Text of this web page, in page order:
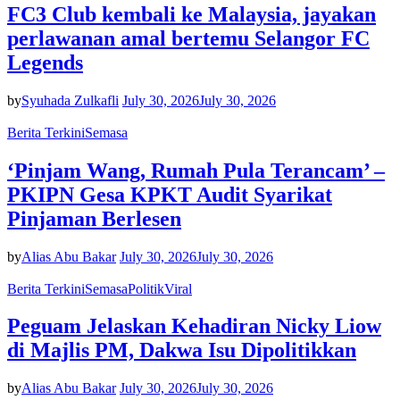
FC3 Club kembali ke Malaysia, jayakan
perlawanan amal bertemu Selangor FC
Legends
bySyuhada Zulkafli July 30, 2026July 30, 2026
Berita TerkiniSemasa
‘Pinjam Wang, Rumah Pula Terancam’ –
PKIPN Gesa KPKT Audit Syarikat
Pinjaman Berlesen
byAlias Abu Bakar July 30, 2026July 30, 2026
Berita TerkiniSemasaPolitikViral
Peguam Jelaskan Kehadiran Nicky Liow
di Majlis PM, Dakwa Isu Dipolitikkan
byAlias Abu Bakar July 30, 2026July 30, 2026